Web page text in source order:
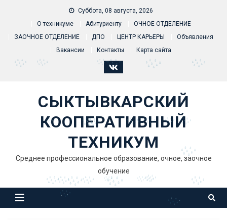
Суббота, 08 августа, 2026
О техникуме
Абитуриенту
ОЧНОЕ ОТДЕЛЕНИЕ
ЗАОЧНОЕ ОТДЕЛЕНИЕ
ДПО ЦЕНТР КАРЬЕРЫ
Объявления
Вакансии
Контакты Карта сайта
СЫКТЫВКАРСКИЙ
КООПЕРАТИВНЫЙ
ТЕХНИКУМ
Среднее профессиональное образование, очное, заочное
обучение